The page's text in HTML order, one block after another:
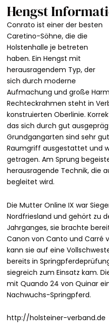
Hengst
Conrato ist einer der besten
Caretino-Söhne, die die
Holstenhalle je betreten
haben. Ein Hengst mit
herausragendem Typ, der
sich durch moderne
Aufmachung und große
Rechteckrahmen steht in
konstruierten Oberlinie.
das sich durch gut
Grundgangarten sind sehr
Raumgriff ausgestattet und
getragen. Am Sprung
herausragende Technik, die
begleitet wird.
Die Mutter Online IX war
Nordfriesland und gehört zu
Jahrganges, sie brachte
Canon von Canto und Carré
kann sie auf eine
bereits in
siegreich zum Einsatz kam.
mit Quando 24 von Quinar
Nachwuchs-Springpferd.
http://holsteiner-verband.de